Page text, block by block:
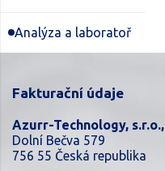
Analýza a laboratoř
Fakturační údaje
Azurr-Technology, s.r.o.,
Dolní Bečva 579
756 55 Česká republika